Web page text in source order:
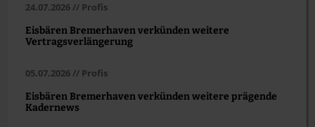
24.07.2026 // Profis
Eisbären Bremerhaven verkünden weitere
Vertragsverlängerung
05.07.2026 // Profis
Eisbären Bremerhaven verkünden weitere prägende
Kadernews